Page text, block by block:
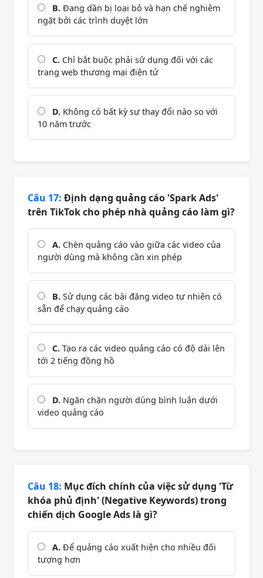
B. Đang dần bị loại bỏ và hạn chế nghiêm
ngặt bởi các trình duyệt lớn
C. Chỉ bắt buộc phải sử dụng đối với các
trang web thương mại điện tử
D. Không có bất kỳ sự thay đổi nào so với
10 năm trước
Câu 17: Định dạng quảng cáo 'Spark Ads'
trên TikTok cho phép nhà quảng cáo làm gì?
A. Chèn quảng cáo vào giữa các video của
người dùng mà không cần xin phép
B. Sử dụng các bài đăng video tự nhiên có
sẵn để chạy quảng cáo
C. Tạo ra các video quảng cáo có độ dài lên
tới 2 tiếng đồng hồ
D. Ngăn chặn người dùng bình luận dưới
video quảng cáo
Câu 18: Mục đích chính của việc sử dụng 'Từ
khóa phủ định' (Negative Keywords) trong
chiến dịch Google Ads là gì?
A. Để quảng cáo xuất hiện cho nhiều đối
tượng hơn